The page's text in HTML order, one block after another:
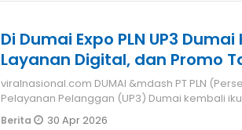
Di Dumai Expo PLN UP3
Layanan Digital, dan Promo
viralnasional.com DUMAI &mdash PT PLN
Pelayanan Pelanggan (UP3) Dumai kembali
memeriahkan
Berita 30 Apr 2026